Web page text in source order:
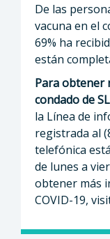
De las
vacuna en el
69% ha
están
Para obtener
condado de
la Línea de
registrada al
telefónica
de lunes a
obtener más
COVID-19,